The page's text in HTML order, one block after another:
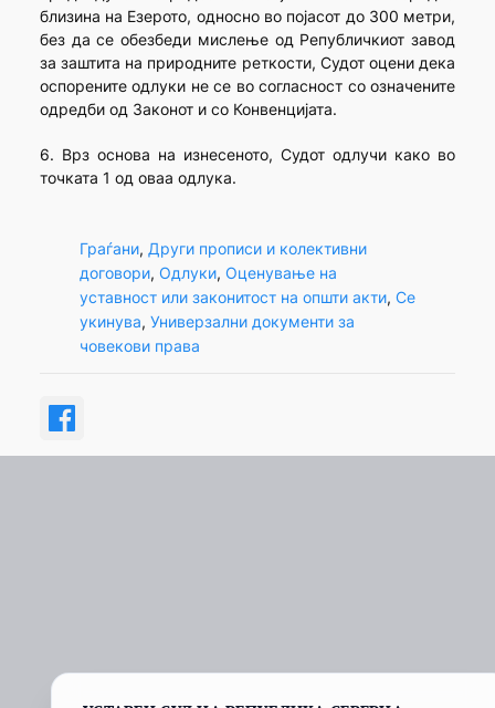
близина на Езерото, односно во појасот до 300 метри,
без да се обезбеди мислење од Републичкиот завод
за заштита на природните реткости, Судот оцени дека
оспорените одлуки не се во согласност со означените
одредби од Законот и со Конвенцијата.
6. Врз основа на изнесеното, Судот одлучи како во
точката 1 од оваа одлука.
Граѓани, Други прописи и колективни
договори, Одлуки, Оценување на
уставност или законитост на општи акти, Се
укинува, Универзални документи за
човекови права